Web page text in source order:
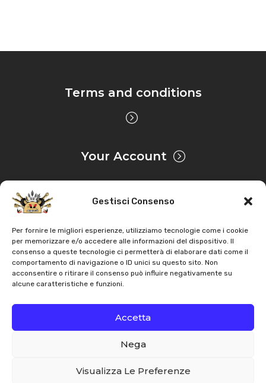
Gestisci Consenso
Per fornire le migliori esperienze, utilizziamo tecnologie come i cookie
per memorizzare e/o accedere alle informazioni del dispositivo. Il
consenso a queste tecnologie ci permetterà di elaborare dati come il
comportamento di navigazione o ID unici su questo sito. Non
acconsentire o ritirare il consenso può influire negativamente su
alcune caratteristiche e funzioni.
Accetta
Nega
Visualizza Le Preferenze
Terms and conditions
Your Account
Privacy & Cookie
CopyrightAZ Agri. All rights reserved |Assistance |
Contacts